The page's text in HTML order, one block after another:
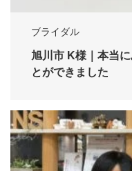
ブライダル
旭川市 K様｜本当
とができました